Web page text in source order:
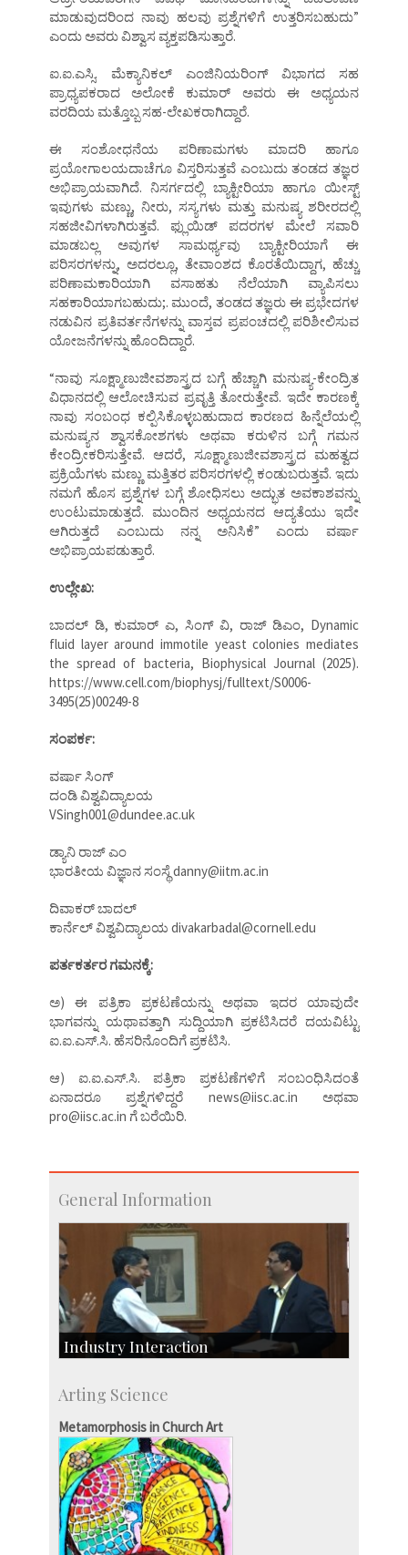
ಮಾಡುವುದರಿಂದ ನಾವು ಹಲವು ಪ್ರಶ್ನೆಗಳಿಗೆ ಉತ್ತರಿಸಬಹುದು”
ಎಂದು ಅವರು ವಿಶ್ವಾಸ ವ್ಯಕ್ತಪಡಿಸುತ್ತಾರೆ.
ಐ.ಐ.ಎಸ್ಸಿ. ಮೆಕ್ಯಾನಿಕಲ್ ಎಂಜಿನಿಯರಿಂಗ್ ವಿಭಾಗದ ಸಹ
ಪ್ರಾಧ್ಯಪಕರಾದ ಅಲೋಕೆ ಕುಮಾರ್ ಅವರು ಈ ಅಧ್ಯಯನ
ವರದಿಯ ಮತ್ತೊಬ್ಬ ಸಹ-ಲೇಖಕರಾಗಿದ್ದಾರೆ.
ಈ ಸಂಶೋಧನೆಯ ಪರಿಣಾಮಗಳು ಮಾದರಿ ಹಾಗೂ
ಪ್ರಯೋಗಾಲಯದಾಚೆಗೂ ವಿಸ್ತರಿಸುತ್ತವೆ ಎಂಬುದು ತಂಡದ ತಜ್ಞರ
ಅಭಿಪ್ರಾಯವಾಗಿದೆ. ನಿಸರ್ಗದಲ್ಲಿ ಬ್ಯಾಕ್ಟೀರಿಯಾ ಹಾಗೂ ಯೀಸ್ಟ್
ಇವುಗಳು ಮಣ್ಣು, ನೀರು, ಸಸ್ಯಗಳು ಮತ್ತು ಮನುಷ್ಯ ಶರೀರದಲ್ಲಿ
ಸಹಜೀವಿಗಳಾಗಿರುತ್ತವೆ. ಫ್ಲುಯಿಡ್ ಪದರಗಳ ಮೇಲೆ ಸವಾರಿ
ಮಾಡಬಲ್ಲ ಅವುಗಳ ಸಾಮರ್ಥ್ಯವು ಬ್ಯಾಕ್ಟೀರಿಯಾಗೆ ಈ
ಪರಿಸರಗಳನ್ನು, ಅದರಲ್ಲೂ, ತೇವಾಂಶದ ಕೊರತೆಯಿದ್ದಾಗ, ಹೆಚ್ಚು
ಪರಿಣಾಮಕಾರಿಯಾಗಿ ವಸಾಹತು ನೆಲೆಯಾಗಿ ವ್ಯಾಪಿಸಲು
ಸಹಕಾರಿಯಾಗಬಹುದು;. ಮುಂದೆ, ತಂಡದ ತಜ್ಞರು ಈ ಪ್ರಭೇದಗಳ
ನಡುವಿನ ಪ್ರತಿವರ್ತನೆಗಳನ್ನು ವಾಸ್ತವ ಪ್ರಪಂಚದಲ್ಲಿ ಪರಿಶೀಲಿಸುವ
ಯೋಜನೆಗಳನ್ನು ಹೊಂದಿದ್ದಾರೆ.
“ನಾವು ಸೂಕ್ಷ್ಮಾಣುಜೀವಶಾಸ್ತ್ರದ ಬಗ್ಗೆ ಹೆಚ್ಚಾಗಿ ಮನುಷ್ಯ-ಕೇಂದ್ರಿತ
ವಿಧಾನದಲ್ಲಿ ಆಲೋಚಿಸುವ ಪ್ರವೃತ್ತಿ ತೋರುತ್ತೇವೆ. ಇದೇ ಕಾರಣಕ್ಕೆ
ನಾವು ಸಂಬಂಧ ಕಲ್ಪಿಸಿಕೊಳ್ಳಬಹುದಾದ ಕಾರಣದ ಹಿನ್ನೆಲೆಯಲ್ಲಿ
ಮನುಷ್ಯನ ಶ್ವಾಸಕೋಶಗಳು ಅಥವಾ ಕರುಳಿನ ಬಗ್ಗೆ ಗಮನ
ಕೇಂದ್ರೀಕರಿಸುತ್ತೇವೆ. ಆದರೆ, ಸೂಕ್ಷ್ಮಾಣುಜೀವಶಾಸ್ತ್ರದ ಮಹತ್ವದ
ಪ್ರಕ್ರಿಯೆಗಳು ಮಣ್ಣು ಮತ್ತಿತರ ಪರಿಸರಗಳಲ್ಲಿ ಕಂಡುಬರುತ್ತವೆ. ಇದು
ನಮಗೆ ಹೊಸ ಪ್ರಶ್ನೆಗಳ ಬಗ್ಗೆ ಶೋಧಿಸಲು ಅದ್ಭುತ ಅವಕಾಶವನ್ನು
ಉಂಟುಮಾಡುತ್ತದೆ. ಮುಂದಿನ ಅಧ್ಯಯನದ ಆದ್ಯತೆಯು ಇದೇ
ಆಗಿರುತ್ತದೆ ಎಂಬುದು ನನ್ನ ಅನಿಸಿಕೆ” ಎಂದು ವರ್ಷಾ
ಅಭಿಪ್ರಾಯಪಡುತ್ತಾರೆ.
ಉಲ್ಲೇಖ:
ಬಾದಲ್ ಡಿ, ಕುಮಾರ್ ಎ, ಸಿಂಗ್ ವಿ, ರಾಜ್ ಡಿಎಂ, Dynamic
fluid layer around immotile yeast colonies mediates
the spread of bacteria, Biophysical Journal (2025).
https://www.cell.com/biophysj/fulltext/S0006-
3495(25)00249-8
ಸಂಪರ್ಕ:
ವರ್ಷಾ ಸಿಂಗ್
ದಂಡಿ ವಿಶ್ವವಿದ್ಯಾಲಯ
VSingh001@dundee.ac.uk
ಡ್ಯಾನಿ ರಾಜ್ ಎಂ
ಭಾರತೀಯ ವಿಜ್ಞಾನ ಸಂಸ್ಥೆ danny@iitm.ac.in
ದಿವಾಕರ್ ಬಾದಲ್
ಕಾರ್ನೆಲ್ ವಿಶ್ವವಿದ್ಯಾಲಯ divakarbadal@cornell.edu
ಪರ್ತಕರ್ತರ ಗಮನಕ್ಕೆ:
ಅ) ಈ ಪತ್ರಿಕಾ ಪ್ರಕಟಣೆಯನ್ನು ಅಥವಾ ಇದರ ಯಾವುದೇ
ಭಾಗವನ್ನು ಯಥಾವತ್ತಾಗಿ ಸುದ್ದಿಯಾಗಿ ಪ್ರಕಟಿಸಿದರೆ ದಯವಿಟ್ಟು
ಐ.ಐ.ಎಸ್.ಸಿ. ಹೆಸರಿನೊಂದಿಗೆ ಪ್ರಕಟಿಸಿ.
ಆ) ಐ.ಐ.ಎಸ್.ಸಿ. ಪತ್ರಿಕಾ ಪ್ರಕಟಣೆಗಳಿಗೆ ಸಂಬಂಧಿಸಿದಂತೆ
ಏನಾದರೂ ಪ್ರಶ್ನೆಗಳಿದ್ದರೆ news@iisc.ac.in ಅಥವಾ
pro@iisc.ac.in ಗೆ ಬರೆಯಿರಿ.
General Information
Industry Interaction
SID-Innovation & Development
IPTeL-Intellectual Property and Technology
Licensing
Arting Science
Metamorphosis in Church Art